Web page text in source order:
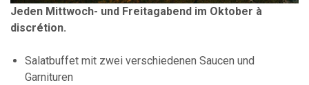
Jeden Mittwoch- und Freitagabend im Oktober à
discrétion.
Salatbuffet mit zwei verschiedenen Saucen und
Garnituren